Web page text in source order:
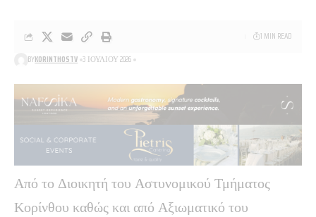
BYKORINTHOSTV 3 ΙΟΥΛΊΟΥ 2026
1 MIN READ
Από το Διοικητή του Αστυνομικού Τμήματος
Κορίνθου καθώς και από Αξιωματικό του